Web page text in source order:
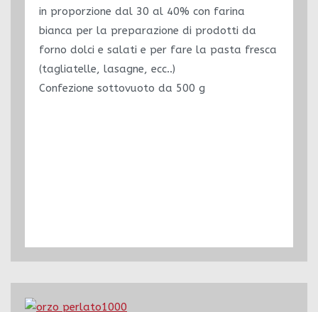
in proporzione dal 30 al 40% con farina
bianca per la preparazione di prodotti da
forno dolci e salati e per fare la pasta fresca
(tagliatelle, lasagne, ecc..)
Confezione sottovuoto da 500 g